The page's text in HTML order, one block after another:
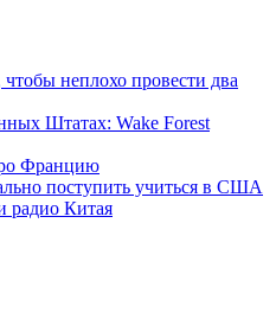
неплохо провести два
Штатах: Wake Forest
Францию
поступить учиться в США
радио Китая